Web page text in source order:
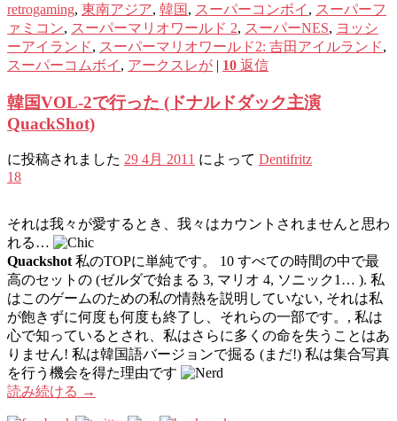
retrogaming, 東南アジア, 韓国 , スーパーコンボイ , スーパーフ
ァミコン, スーパーマリオワールド 2, スーパーNES, ヨッシ
ーアイランド, スーパーマリオワールド2: 吉田アイルランド,
スーパーコムボイ , アークスレが | 10 返信
韓国VOL-2で行った (ドナルドダック主演
QuackShot)
に投稿されました 29 4月 2011 によって Dentifritz
18
それは我々が愛するとき、我々はカウントされませんと思わ
れる…
Quackshot 私のTOPに単純です。 10 すべての時間の中で最
高のセットの (ゼルダで始まる 3, マリオ 4, ソニック1… ). 私
はこのゲームのための私の情熱を説明していない, それは私
が飽きずに何度も何度も終了し、それらの一部です。, 私は
心で知っているとされ、私はさらに多くの命を失うことはあ
りません! 私は韓国語バージョンで掘る (まだ!) 私は集合写真
を行う機会を得た理由です
読み続ける →